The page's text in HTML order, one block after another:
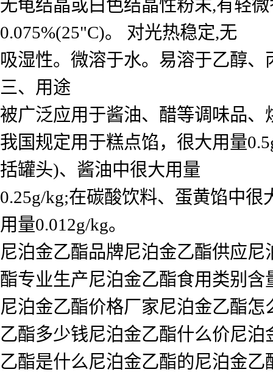
无龟结晶或白色结晶性粉末,有轻
0.075%(25"C)。 对光热稳定,无
吸湿性。微溶于水。易溶于乙醇、
三、用途
被广泛应用于酱油、醋等调味品
我国规定用于糕点馅，很大用量
括罐头)、酱油中很大用量
0.25g/kg;在碳酸饮料、蛋黄馅中
用量0.012g/kg。
尼泊金乙酯品牌尼泊金乙酯供应
酯专业生产尼泊金乙酯食用类别
尼泊金乙酯价格厂家尼泊金乙酯
乙酯多少钱尼泊金乙酯什么价尼
乙酯是什么尼泊金乙酯的尼泊金乙